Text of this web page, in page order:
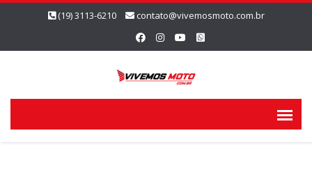
(19) 3113-6210 contato@vivemosmoto.com.br